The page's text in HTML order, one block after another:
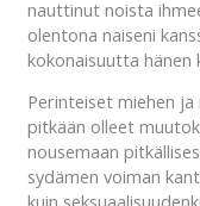
nauttinut noista
olentona naiseni
kokonaisuutta hänen
Perinteiset miehen
pitkään olleet
nousemaan
sydämen voiman